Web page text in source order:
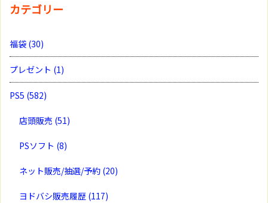
カテゴリー
福袋 (30)
プレゼント (1)
PS5 (582)
店頭販売 (51)
PSソフト (8)
ネット販売/抽選/予約 (20)
ヨドバシ販売履歴 (117)